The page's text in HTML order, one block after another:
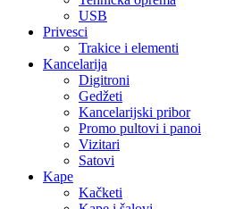
USB
Privesci
Trakice i elementi
Kancelarija
Digitroni
Gedžeti
Kancelarijski pribor
Promo pultovi i panoi
Vizitari
Satovi
Kape
Kačketi